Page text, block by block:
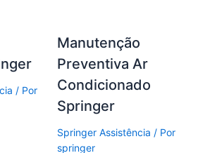
/ Por
Manutenção
Preventiva Ar
Condicionado
Springer
Springer Assistência / Por
springer